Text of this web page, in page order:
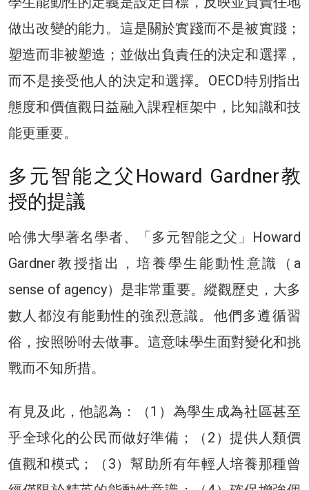
做出改變的能力。這是關於實踐而不是被實踐；
塑造而非被塑造；並做出負責任的決定和選擇，
而不是接受他人的決定和選擇。OECD特別指出
態度和價值觀日益融入課程框架中，比知識和技
能更重要。
多元智能之父Howard Gardner教
授的提議
哈佛大學著名學者、「多元智能之父」Howard
Gardner教授指出，培養學生能動性意識（a
sense of agency）是非常重要。縱觀歷史，大多
數人都沒有能動性的強烈意識。他們多遵循習
俗，按照吩咐去做事。這意味學生面對變化和挑
戰而不知所措。
有見及此，他認為：（1）為學生成為社區甚至
乎全球化的公民而做好準備；（2）提供人類價
值觀和模式；（3）幫助所有年輕人培養那種曾